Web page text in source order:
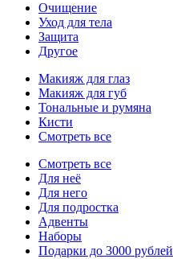
Очищение
Уход для тела
Защита
Другое
Макияж для глаз
Макияж для губ
Тональные и румяна
Кисти
Смотреть все
Смотреть все
Для неё
Для него
Для подростка
Адвенты
Наборы
Подарки до 3000 рублей